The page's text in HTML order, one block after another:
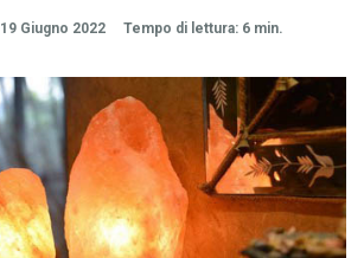
19 Giugno 2022 Tempo di lettura: 6 min.